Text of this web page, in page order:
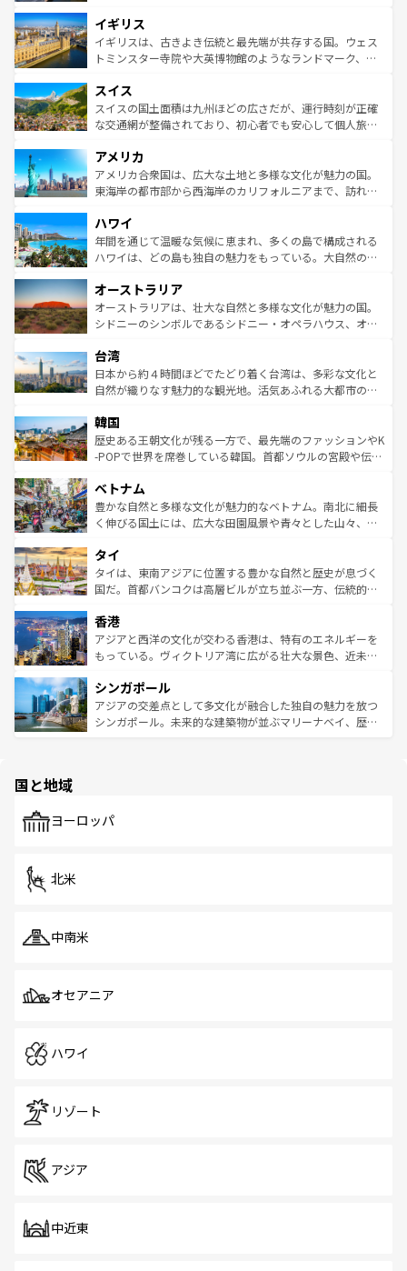
いる。シャンパンの発祥地であるランス、プロヴァンスの
香り高いラベンダー畑など、多彩な楽しみ方が可能だ。さ
らに、パリ以外の地域にも魅力が溢れており、どの街角に
れる地方に足を運ぶとそれぞれで全く異なる文化を体験で
きるだろう。 なお、新着のフランス情報はコンテンツ一覧
を参照してほしい。
顔を持つこの国は、どこを歩いても飽きることがない。ベ
ルリンの文化的活気、バイエルン州のアルプスの絶景、そ
してライン川沿いのワイン畑といった風景は必見。ビール
は、お酒好きな人にはぜひ体験してほしい。 なお、新着の
ドイツ情報はコンテンツ一覧を参照してほしい。
イギリス
イギリスは、古きよき伝統と最先端が共存する国。ウェス
トミンスター寺院や大英博物館のようなランドマーク、歴
リアごとに異なる魅力がある。また、優雅なアフタヌーン
ティー、ビール好きにはたまらない英国パブ、サッカー観
戦など、本場だからこそできる体験も豊富。イギリスを旅
ンツ一覧を参照してほしい。
スイス
スイスの国土面積は九州ほどの広さだが、運行時刻が正確
な交通網が整備されており、初心者でも安心して個人旅行
の建物がそのまま残る町や、スイスならではのユニークな
博物館もあり、アルプス観光だけでなく町歩きも満喫する
ことができる。国民の所得が高いため物価も高いが、旅行
ば市内交通費無料で観光を楽しむこともできる。 なお、新
着のスイス情報はコンテンツ一覧 を参照してほしい。
アメリカ
アメリカ合衆国は、広大な土地と多様な文化が魅力の国。
東海岸の都市部から西海岸のカリフォルニアまで、訪れる
のような巨大都市は、観光、ショッピング、エンターテイ
ンメントが詰まった刺激的なスポットだ。一方、アメリカ
西部には大自然が広がり、グランドキャニオンやイエロー
部のニューオーリンズでは、音楽と美食が融合した独特の
文化が魅力。旅行者はアメリカの各地域で異なる魅力を楽
しみながら、その多様性と豊かな歴史を感じることができ
ならではの贅沢な旅のスタイルだ。 なお、新着のアメリカ
情報はコンテンツ一覧を参照してほしい。
ハワイ
年間を通じて温暖な気候に恵まれ、多くの島で構成される
ハワイは、どの島も独自の魅力をもっている。大自然の神
ワイ島は見逃せない。また、定番の観光地といえばオアフ
島だが、静かな自然を求めるならマウイ島やカウアイ島が
おすすめ。エメラルドグリーンに輝く海をはじめ、豊かな
れるおもてなしの心で訪れる人々を迎えてくれるハワイの
人々、おいしいローカルフードやハワイアンミュージッ
ク、伝統的なフラダンスなど、すべてがハワイの魅力を彩
ワイを、存分に味わってほしい。 なお、新着のハワイ情報
はコンテンツ一覧を参照してほしい。
オーストラリア
オーストラリアは、壮大な自然と多様な文化が魅力の国。
シドニーのシンボルであるシドニー・オペラハウス、オー
リアリーフや大陸中央部にそびえるウルル（エアーズロッ
ク）、タスマニアの美しい原生林やケアンズの熱帯雨林な
ど、見どころがたくさん。また、カフェやワイン、オージ
いる。アクティビティも充実しており、サーフィンやダイ
ビング、ハイキングなど、アウトドア好きにはたまらな
い。オーストラリアの多彩な魅力を存分に味わいつくそ
参照してほしい。
台湾
日本から約４時間ほどでたどり着く台湾は、多彩な文化と
自然が織りなす魅力的な観光地。活気あふれる大都市の台
ン）、静ひつな山岳地帯である台湾東部など、都市の喧騒
と山間の静けさが共存しており、訪れる人に新しい発見と
驚きをもたらしてくれる。また、奥深い台湾の食文化も魅
容にもいいと評判のスイーツなど、バラエティ豊かな料理
が味わえる。 なお、新着の台湾情報は コンテンツ一覧を参
照してほしい。
韓国
歴史ある王朝文化が残る一方で、最先端のファッションやK
-POPで世界を席巻している韓国。首都ソウルの宮殿や伝統
き、地方に足を延ばせば四季折々の自然美を楽しむことが
できる。そして、キムチや焼肉、絶品のストリートフード
まで、さまざまな韓国料理が待っている。夜には、韓国な
リティに包まれながら、韓国の多彩な魅力を心ゆくまで味
わってみてほしい。 なお、新着の韓国情報はコンテンツ一
覧を参照してほしい。
ベトナム
豊かな自然と多様な文化が魅力的なベトナム。南北に細長
く伸びる国土には、広大な田園風景や青々とした山々、世
急速な発展と共に伝統が息づく。ハノイの古い町並みやホ
ーチミン市のフランス統治時代の建物も、独特の雰囲気を
醸し出している。また、バラエティの豊かさとおいしさで
とつ。フォーやバインミー、ベトナムコーヒーなどは、ぜ
ひ現地で味わいたい。どの地域を訪れてもあたたかい人々
が旅行者を迎えてくれるので、きっと忘れられない旅にな
参照してほしい。
タイ
タイは、東南アジアに位置する豊かな自然と歴史が息づく
国だ。首都バンコクは高層ビルが立ち並ぶ一方、伝統的な
の活気が交差している。北部ではチェンマイなどの山岳地
帯で自然と触れ合い、南部ではプーケットやクラビの美し
いビーチでリゾート気分を楽しむことができる。タイ料理
激する。気候は一年中温暖で、どの季節にも異なる楽しみ
が待っている。親しみやすいタイの人々、仏教を中心とし
た文化、そして多様な観光資源が、訪れる旅人を魅了し続
香港
アジアと西洋の文化が交わる香港は、特有のエネルギーを
もっている。ヴィクトリア湾に広がる壮大な景色、近未来
み、どこを訪れても感動するはず。観光スポットが密集し
ており、効率よく見どころを回れるのも魅力。息をのむよ
うな絶景から文化的な体験まで、香港を存分に楽しみ尽く
シンガポール
アジアの交差点として多文化が融合した独自の魅力を放つ
シンガポール。未来的な建築物が並ぶマリーナベイ、歴史
で、ホーカーズは地元の風情を楽しめる外せないスポット
国と地域
ヨーロッパ
北米
中南米
オセアニア
ハワイ
リゾート
アジア
中近東